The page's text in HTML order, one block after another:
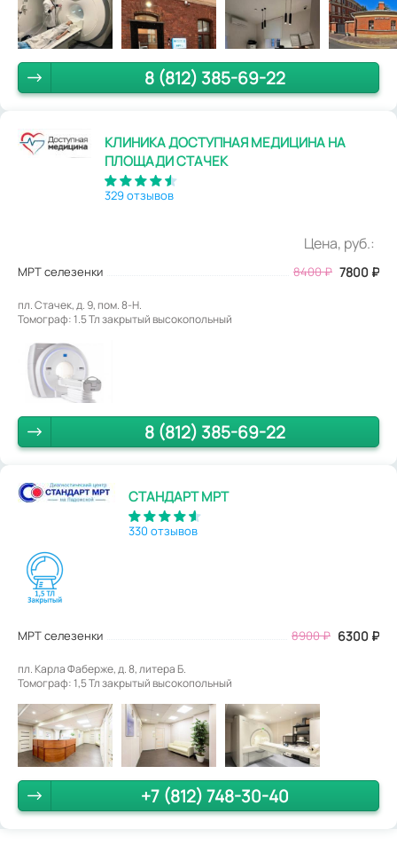
8 (812) 385-69-22
КЛИНИКА ДОСТУПНАЯ МЕДИЦИНА НА
ПЛОЩАДИ СТАЧЕК
329 отзывов
Цена, руб.:
МРТ селезенки 8400₽ 7800 ₽
пл. Стачек, д. 9, пом. 8-Н.
Томограф: 1.5 Тл закрытый высокопольный
8 (812) 385-69-22
СТАНДАРТ МРТ
330 отзывов
МРТ селезенки 8900₽ 6300 ₽
пл. Карла Фаберже, д. 8, литера Б.
Томограф: 1,5 Тл закрытый высокопольный
+7 (812) 748-30-40